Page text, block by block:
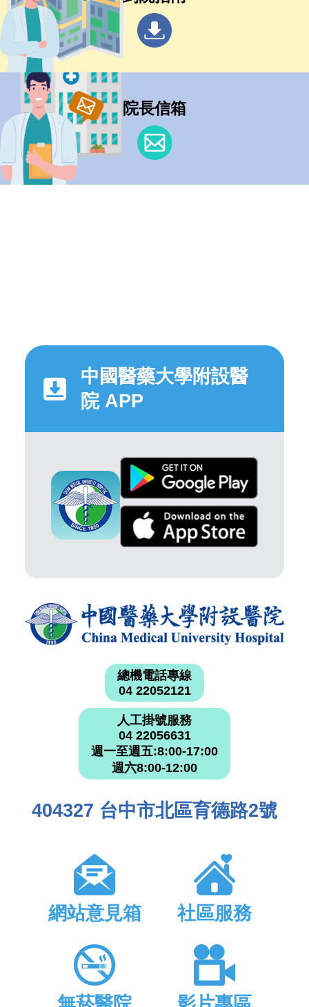
院長信箱
中國醫藥大學附設醫
院 APP
總機電話專線
04 22052121
人工掛號服務
04 22056631
週一至週五:8:00-17:00
週六8:00-12:00
404327 台中市北區育德路2號
網站意見箱 社區服務